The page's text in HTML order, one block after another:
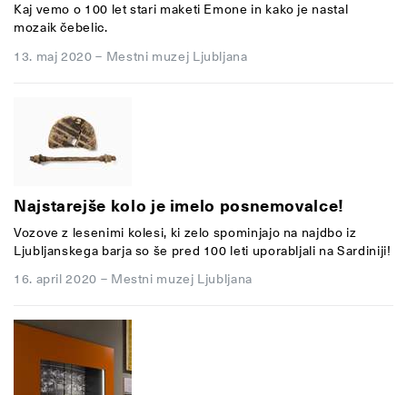
Kaj vemo o 100 let stari maketi Emone in kako je nastal
mozaik čebelic.
13. maj 2020 – Mestni muzej Ljubljana
Najstarejše kolo je imelo posnemovalce!
Vozove z lesenimi kolesi, ki zelo spominjajo na najdbo iz
Ljubljanskega barja so še pred 100 leti uporabljali na Sardiniji!
16. april 2020 – Mestni muzej Ljubljana